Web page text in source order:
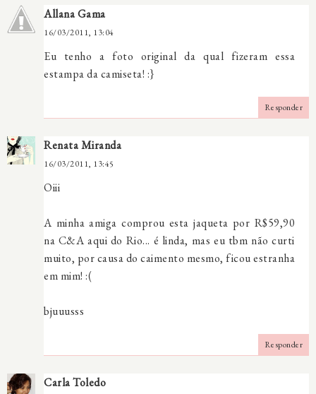
Allana Gama
16/03/2011, 13:04
Eu tenho a foto original da qual fizeram essa
estampa da camiseta! :}
Responder
Renata Miranda
16/03/2011, 13:45
Oiii
A minha amiga comprou esta jaqueta por R$59,90
na C&A aqui do Rio... é linda, mas eu tbm não curti
muito, por causa do caimento mesmo, ficou estranha
em mim! :(
bjuuusss
Responder
Carla Toledo